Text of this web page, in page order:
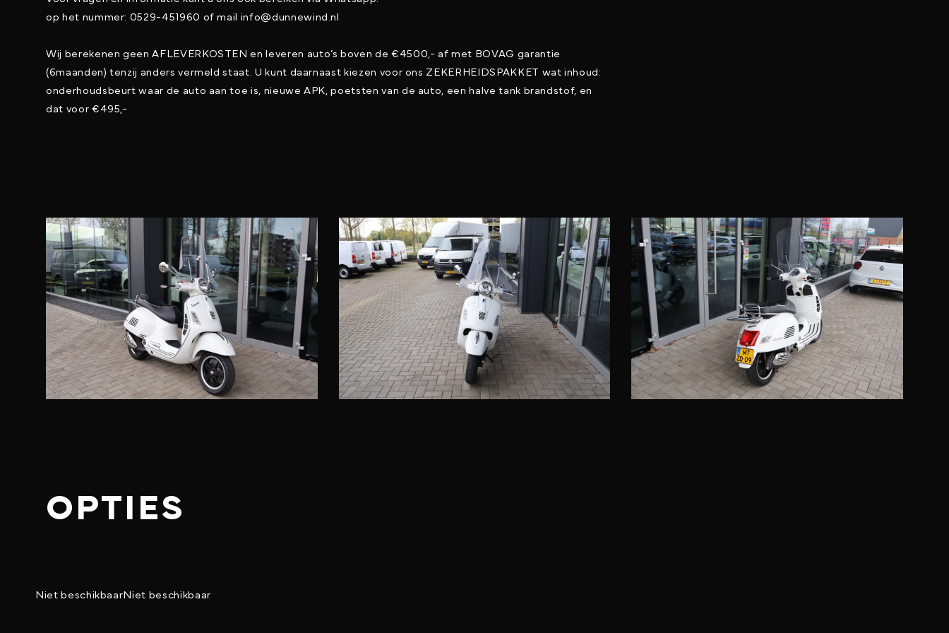
op het nummer: 0529-451960 of mail info@dunnewind.nl
Wij berekenen geen AFLEVERKOSTEN en leveren auto’s boven de €4500,- af met BOVAG garantie
(6maanden) tenzij anders vermeld staat. U kunt daarnaast kiezen voor ons ZEKERHEIDSPAKKET wat inhoud:
onderhoudsbeurt waar de auto aan toe is, nieuwe APK, poetsten van de auto, een halve tank brandstof, en
dat voor €495,-
OPTIES
Niet beschikbaarNiet beschikbaar